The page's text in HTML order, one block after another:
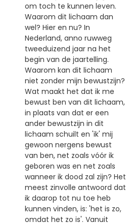
om toch te kunnen leven.
Waarom dit lichaam dan
wel? Hier en nu? In
Nederland, anno ruwweg
tweeduizend jaar na het
begin van de jaartelling.
Waarom kan dit lichaam
niet zonder mijn bewustzijn?
Wat maakt het dat ik me
bewust ben van dit lichaam,
in plaats van dat er een
ander bewustzijn in dit
lichaam schuilt en 'ik' mij
gewoon nergens bewust
van ben, net zoals vóór ik
geboren was en net zoals
wanneer ik dood zal zijn? Het
meest zinvolle antwoord dat
ik daarop tot nu toe heb
kunnen vinden, is: 'het is zo,
omdat het zo is'. Vanuit